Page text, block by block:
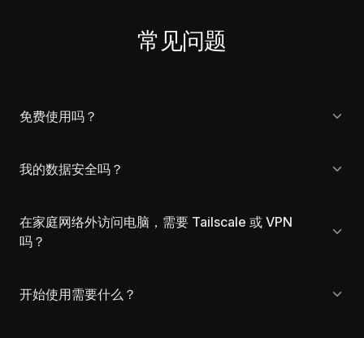
常见问题
免费使用吗？
早上 6 点重置），时段内可无限创建会话和无限端口代理，
持。
我的数据安全吗？
何中间节点——包括中继服务器——能读取你的数据。中继
只是一条盲管道：它仅在你的 iPhone 和电脑之间转发加密字
在家庭网络外访问电脑，需要 Tailscale 或 VPN
吗？
行着 CLI 代理并连上互联网，你就能从任何地方访问它——
开始使用需要什么？